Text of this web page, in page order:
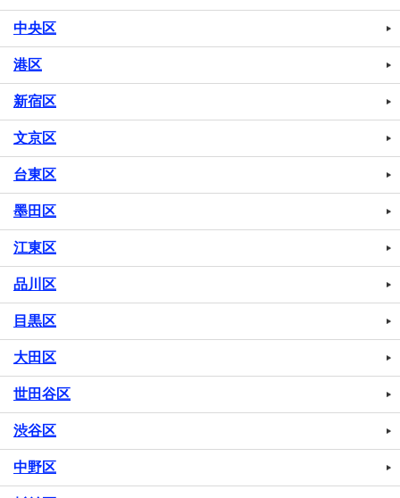
中央区
港区
新宿区
文京区
台東区
墨田区
江東区
品川区
目黒区
大田区
世田谷区
渋谷区
中野区